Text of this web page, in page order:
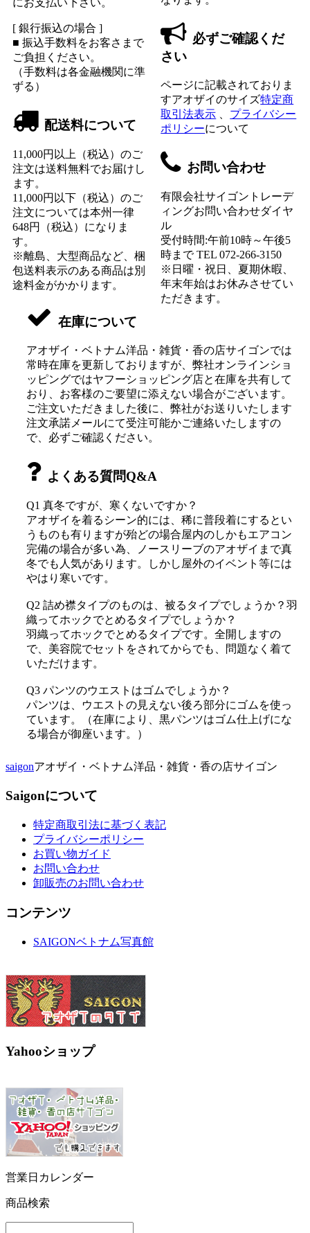
にお支払い下さい。
[ 銀行振込の場合 ]
■ 振込手数料をお客さまで
ご負担ください。
（手数料は各金融機関に準
ずる）
配送料について
11,000円以上（税込）のご
注文は送料無料でお届けし
ます。
11,000円以下（税込）のご
注文については本州一律
648円（税込）になりま
す。
※離島、大型商品など、梱
包送料表示のある商品は別
途料金がかかります。
必ずご確認くだ
さい
ページに記載されておりま
すアオザイのサイズ特定商
取引法表示 、 プライバシー
ポリシーについて
お問い合わせ
有限会社サイゴントレーデ
ィングお問い合わせダイヤ
ル
受付時間:午前10時～午後5
時まで TEL 072-266-3150
※日曜・祝日、夏期休暇、
年末年始はお休みさせてい
ただきます。
在庫について
アオザイ・ベトナム洋品・雑貨・香の店サイゴンでは
常時在庫を更新しておりますが、弊社オンラインショ
ッピングではヤフーショッピング店と在庫を共有して
おり、お客様のご要望に添えない場合がございます。
ご注文いただきました後に、弊社がお送りいたします
注文承諾メールにて受注可能かご連絡いたしますの
で、必ずご確認ください。
よくある質問Q&A
Q1 真冬ですが、寒くないですか？
アオザイを着るシーン的には、稀に普段着にするとい
うものも有りますが殆どの場合屋内のしかもエアコン
完備の場合が多い為、ノースリーブのアオザイまで真
冬でも人気があります。しかし屋外のイベント等には
やはり寒いです。
Q2 詰め襟タイプのものは、被るタイプでしょうか？羽
織ってホックでとめるタイプでしょうか？
羽織ってホックでとめるタイプです。全開しますの
で、美容院でセットをされてからでも、問題なく着て
いただけます。
Q3 パンツのウエストはゴムでしょうか？
パンツは、ウエストの見えない後ろ部分にゴムを使っ
ています。（在庫により、黒パンツはゴム仕上げにな
る場合が御座います。）
saigonアオザイ・ベトナム洋品・雑貨・香の店サイゴン
Saigonについて
特定商取引法に基づく表記
プライバシーポリシー
お買い物ガイド
お問い合わせ
卸販売のお問い合わせ
コンテンツ
SAIGONベトナム写真館
Yahooショップ
営業日カレンダー
商品検索